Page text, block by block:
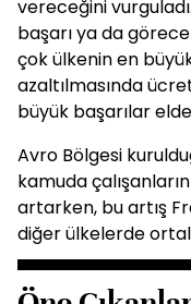
vereceğini
başarı ya da görece
çok ülkenin en
azaltılmasında
büyük başarılar
Avro Bölgesi
kamuda
artarken, bu artış
diğer ülkelerde